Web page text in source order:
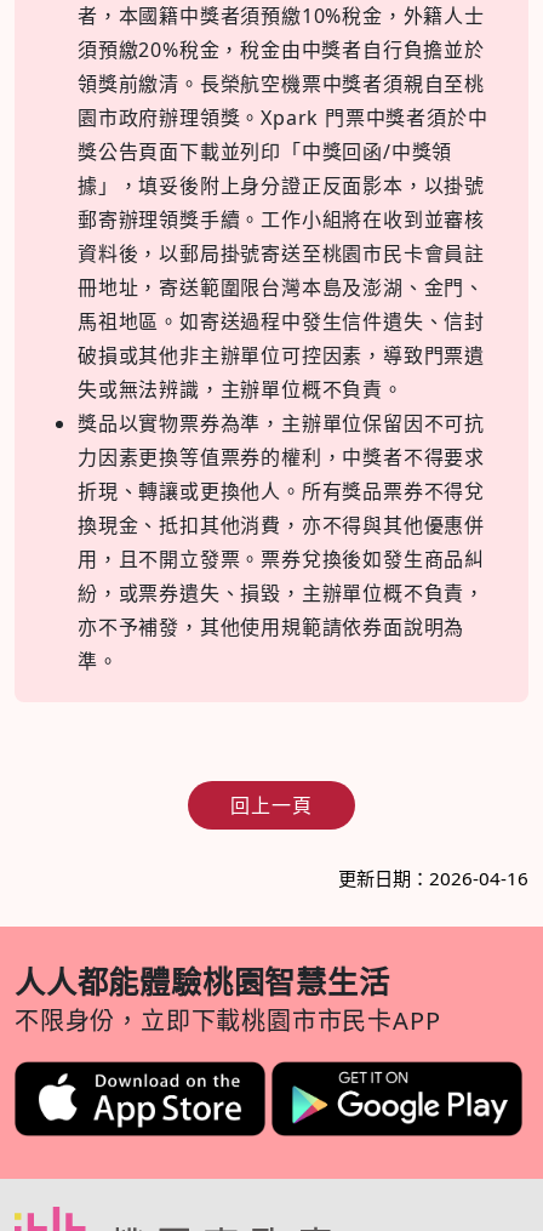
者，本國籍中獎者須預繳10%稅金，外籍人士
須預繳20%稅金，稅金由中獎者自行負擔並於
領獎前繳清。長榮航空機票中獎者須親自至桃
園市政府辦理領獎。Xpark 門票中獎者須於中
獎公告頁面下載並列印「中獎回函/中獎領
據」，填妥後附上身分證正反面影本，以掛號
郵寄辦理領獎手續。工作小組將在收到並審核
資料後，以郵局掛號寄送至桃園市民卡會員註
冊地址，寄送範圍限台灣本島及澎湖、金門、
馬祖地區。如寄送過程中發生信件遺失、信封
破損或其他非主辦單位可控因素，導致門票遺
失或無法辨識，主辦單位概不負責。
獎品以實物票券為準，主辦單位保留因不可抗
力因素更換等值票券的權利，中獎者不得要求
折現、轉讓或更換他人。所有獎品票券不得兌
換現金、抵扣其他消費，亦不得與其他優惠併
用，且不開立發票。票券兌換後如發生商品糾
紛，或票券遺失、損毀，主辦單位概不負責，
亦不予補發，其他使用規範請依券面說明為
準。
回上一頁
更新日期：2026-04-16
人人都能體驗桃園智慧生活
不限身份，立即下載桃園市市民卡APP